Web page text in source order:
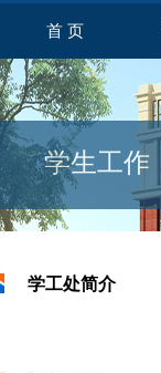
首 页
学生工作
学工处简介